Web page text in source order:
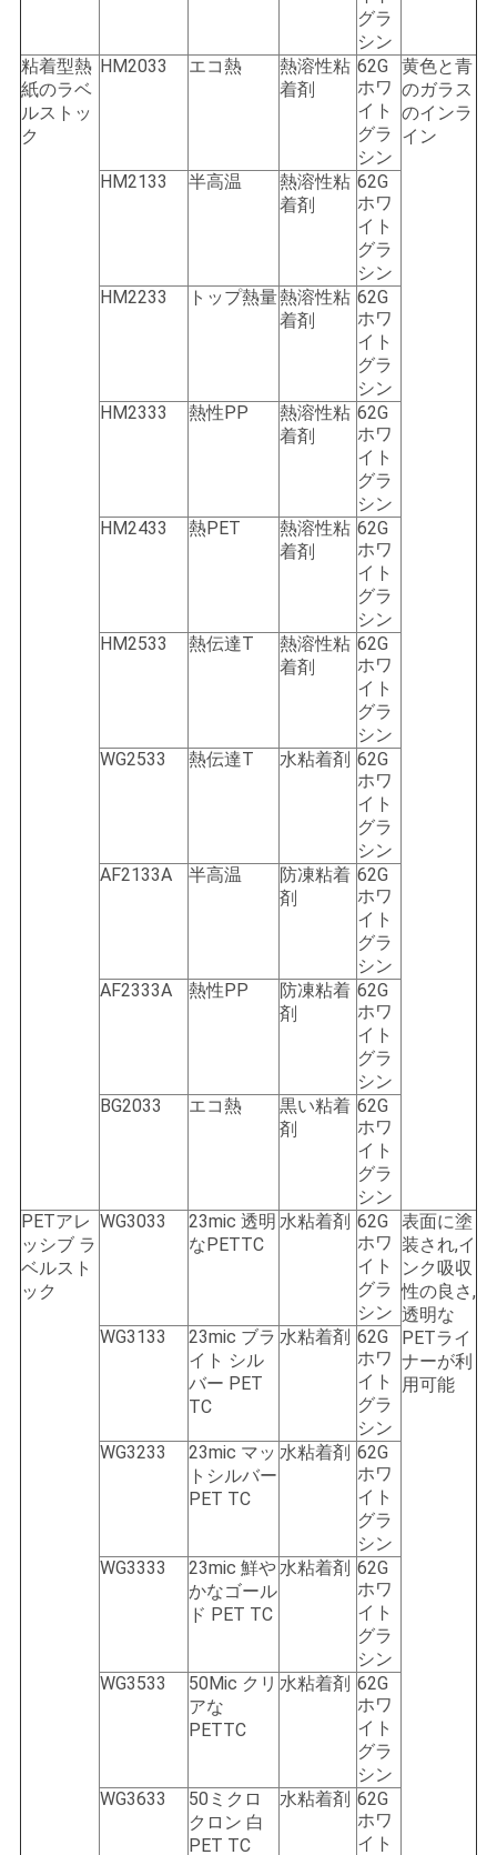
グラ
シン
粘着型熱
紙のラベ
ルストッ
ク
HM2033 エコ熱
熱溶性粘
着剤
62G
ホワ
イト
グラ
シン
黄色と青
のガラス
のインラ
イン
HM2133 半高温
熱溶性粘
着剤
62G
ホワ
イト
グラ
シン
HM2233
トップ熱量熱溶性粘
着剤
62G
ホワ
イト
グラ
シン
HM2333
熱性PP
熱溶性粘
着剤
62G
ホワ
イト
グラ
シン
HM2433
熱PET
熱溶性粘
着剤
62G
ホワ
イト
グラ
シン
HM2533
熱伝達T
熱溶性粘
着剤
62G
ホワ
イト
グラ
シン
WG2533
熱伝達T 水粘着剤 62G
ホワ
イト
グラ
シン
AF2133A
半高温
防凍粘着
剤
62G
ホワ
イト
グラ
シン
AF2333A
熱性PP
防凍粘着
剤
62G
ホワ
イト
グラ
シン
BG2033
エコ熱
黒い粘着
剤
62G
ホワ
イト
グラ
シン
PETアレ
ッシブ ラ
ベルスト
ック
WG3033
23mic 透明
なPETTC
水粘着剤 62G
ホワ
イト
グラ
シン
表面に塗
装され,イ
ンク吸収
性の良さ,
透明な
PETライ
ナーが利
用可能
WG3133
23mic ブラ
イト シル
バー PET
TC
水粘着剤 62G
ホワ
イト
グラ
シン
WG3233
23mic マッ
トシルバー
PET TC
水粘着剤 62G
ホワ
イト
グラ
シン
WG3333
23mic 鮮や
かなゴール
ド PET TC
水粘着剤 62G
ホワ
イト
グラ
シン
WG3533
50Mic クリ
アな
PETTC
水粘着剤 62G
ホワ
イト
グラ
シン
WG3633
50ミクロ
クロン 白
PET TC
水粘着剤 62G
ホワ
イト